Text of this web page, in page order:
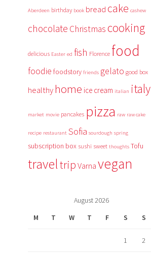
Aberdeen birthday book bread cake cashew
chocolate Christmas cooking
delicious Easter ed fish Florence food
foodie foodstory friends gelato good box
healthyhome ice cream italian italy
market movie pancakes pizza raw raw cake
recipe restaurant Sofia sourdough spring
subscription box sushi sweet thoughts Tofu
traveltripVarnavegan
August 2026
M
T W T F S S
1 2